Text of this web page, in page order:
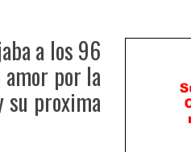
a los 96
por la
su proxima